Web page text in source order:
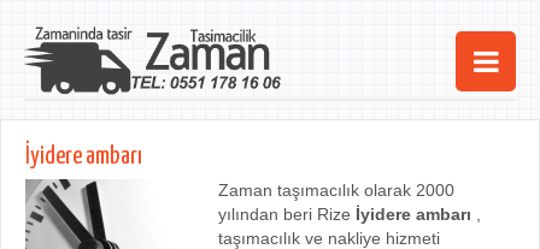
Ana Sayfa
Hizmetlerimiz
İyidere ambarı
Zaman taşımacılık olarak 2000
yılından beri Rize İyidere ambarı
taşımacılık ve nakliye hizmeti